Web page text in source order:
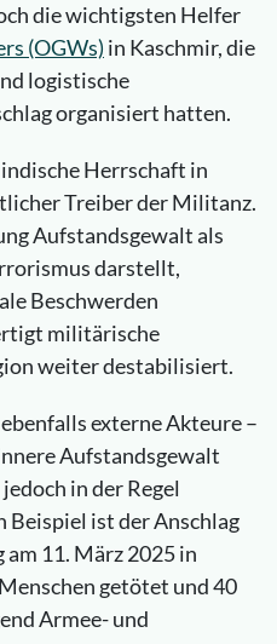
die wichtigsten Helfer
(OGWs) in Kaschmir, die
logistische
organisiert hatten.
Herrschaft in
Treiber der Militanz.
Aufstandsgewalt als
darstellt,
Beschwerden
militärische
weiter destabilisiert.
externe Akteure –
Aufstandsgewalt
in der Regel
Beispiel ist der Anschlag
11. März 2025 in
getötet und 40
Armee- und